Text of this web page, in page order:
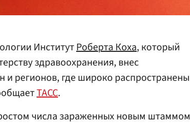
ИнститутРоберта Коха, который
здравоохранения, внес
и регионов, где широко распространены
ТАСС.
числа зараженных новым штаммом